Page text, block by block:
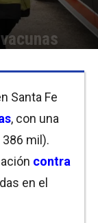
Santa Fe
, con una
mil).
contra
en el